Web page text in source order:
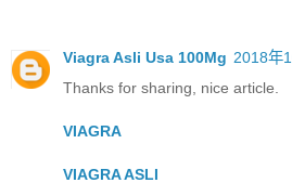
Viagra Asli Usa 100Mg 2018年
Thanks for sharing, nice article.
VIAGRA
VIAGRA ASLI